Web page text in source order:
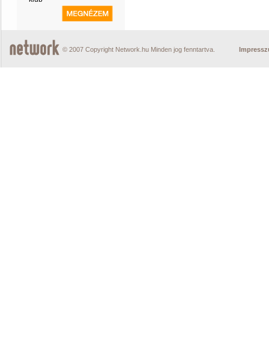
© 2007 Copyright Network.hu Minden jog fenntartva.